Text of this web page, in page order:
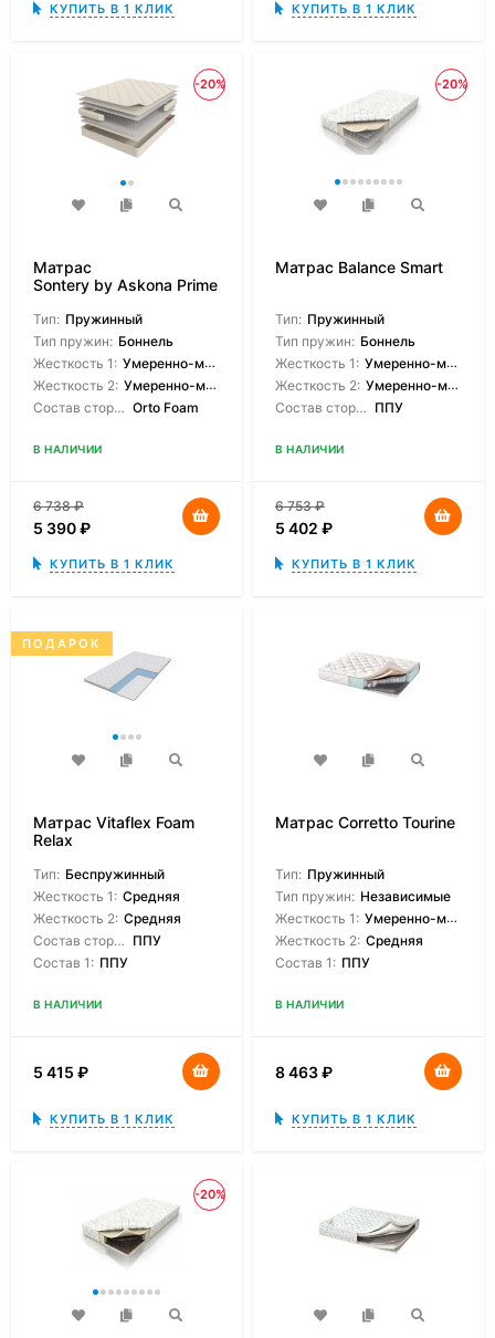
КУПИТЬ В 1 КЛИК КУПИТЬ В 1 КЛИК
-20%
Матрас
Sontery by Askona Prime
Тип: Пружинный
Тип пружин: Боннель
Жесткость 1: Умеренно-мягкая
Жесткость 2: Умеренно-мягкая
Состав сторон: Orto Foam
В НАЛИЧИИ
6 738₽
5 390₽
КУПИТЬ В 1 КЛИК
-20%
Матрас Balance Smart
Тип: Пружинный
Тип пружин: Боннель
Жесткость 1: Умеренно-мягкая
Жесткость 2: Умеренно-мягкая
Состав сторон: ППУ
В НАЛИЧИИ
6 753₽
5 402 ₽
КУПИТЬ В 1 КЛИК
ПОДАРОК
Матрас Vitaflex Foam
Relax
Тип: Беспружинный
Жесткость 1: Средняя
Жесткость 2: Средняя
Состав сторон: ППУ
Состав 1: ППУ
В НАЛИЧИИ
5 415 ₽
КУПИТЬ В 1 КЛИК
Матрас Corretto Tourine
Тип: Пружинный
Тип пружин: Независимые
Жесткость 1: Умеренно-мягкая
Жесткость 2: Средняя
Состав 1: ППУ
В НАЛИЧИИ
8 463₽
КУПИТЬ В 1 КЛИК
-20%